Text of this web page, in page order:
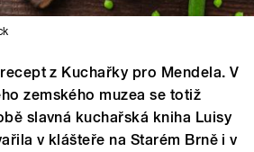
z Kuchařky pro Mendela. V
zemského muzea se totiž
slavná kuchařská kniha Luisy
v klášteře na Starém Brně i v